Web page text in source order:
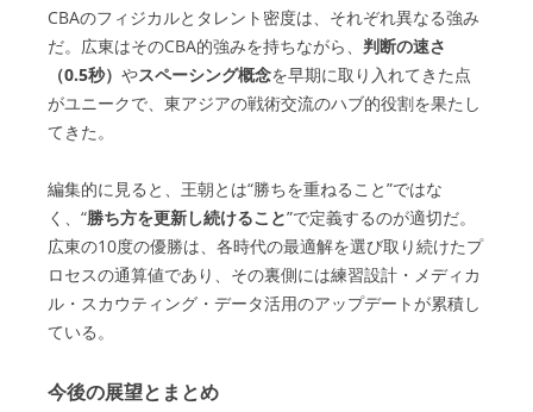
CBAのフィジカルとタレント密度は、それぞれ異なる強み
だ。広東はそのCBA的強みを持ちながら、 判断の速さ
（0.5秒） やスペーシング概念を早期に取り入れてきた点
がユニークで、東アジアの戦術交流のハブ的役割を果たし
てきた。
編集的に見ると、王朝とは“勝ちを重ねること”ではな
く、“勝ち方を更新し続けること”で定義するのが適切だ。
広東の10度の優勝は、各時代の最適解を選び取り続けたプ
ロセスの通算値であり、その裏側には練習設計・メディカ
ル・スカウティング・データ活用のアップデートが累積し
ている。
今後の展望とまとめ